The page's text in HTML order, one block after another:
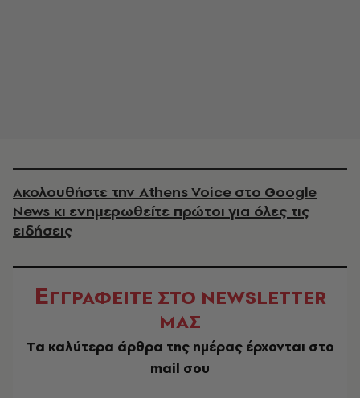
Ακολουθήστε την Athens Voice στο Google
News κι ενημερωθείτε πρώτοι για όλες τις
ειδήσεις
ΕΓΓΡΑΦΕΙΤΕ ΣΤΟ NEWSLETTER
ΜΑΣ
Tα καλύτερα άρθρα της ημέρας έρχονται στο
mail σου